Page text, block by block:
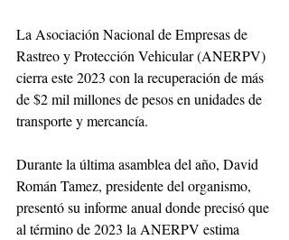
La Asociación Nacional de Empresas de
Rastreo y Protección Vehicular (ANERPV)
cierra este 2023 con la recuperación de más
de $2 mil millones de pesos en unidades de
transporte y mercancía.
Durante la última asamblea del año, David
Román Tamez, presidente del organismo,
presentó su informe anual donde precisó que
al término de 2023 la ANERPV estima